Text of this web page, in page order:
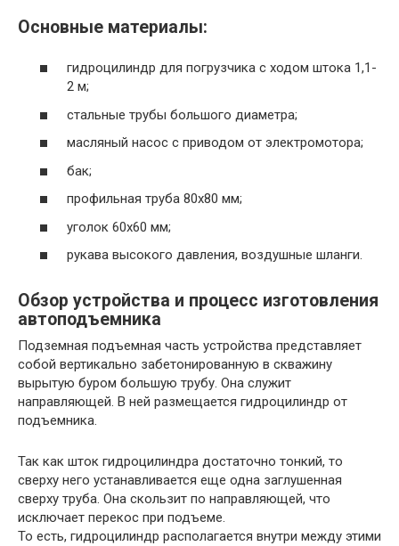
Основные материалы:
гидроцилиндр для погрузчика с ходом штока 1,1-
2 м;
стальные трубы большого диаметра;
масляный насос с приводом от электромотора;
бак;
профильная труба 80х80 мм;
уголок 60х60 мм;
рукава высокого давления, воздушные шланги.
Обзор устройства и процесс изготовления
автоподъемника
Подземная подъемная часть устройства представляет
собой вертикально забетонированную в скважину
вырытую буром большую трубу. Она служит
направляющей. В ней размещается гидроцилиндр от
подъемника.
Так как шток гидроцилиндра достаточно тонкий, то
сверху него устанавливается еще одна заглушенная
сверху труба. Она скользит по направляющей, что
исключает перекос при подъеме.
То есть, гидроцилиндр располагается внутри между этими